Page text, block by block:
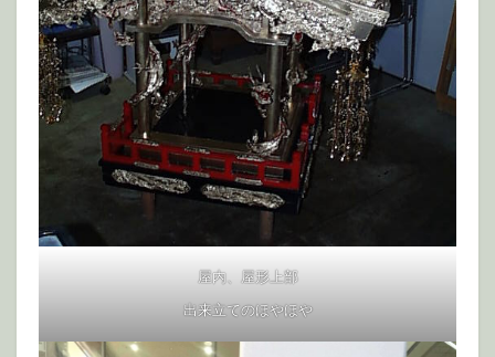
屋内、屋形上部
出来立てのほやほや